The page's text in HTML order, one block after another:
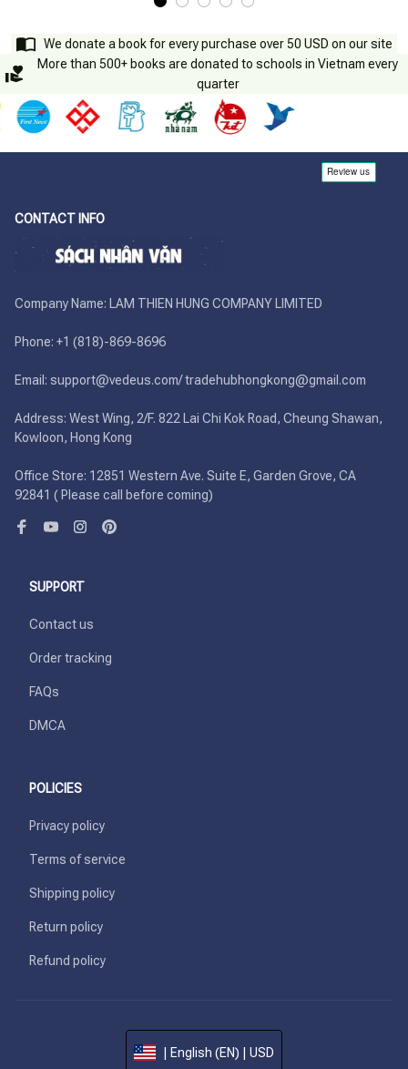
We donate a book for every purchase over 50 USD on our site
More than 500+ books are donated to schools in Vietnam every
quarter
CONTACT INFO
Company Name: LAM THIEN HUNG COMPANY LIMITED
Phone: +1 (818)-869-8696
Email: support@vedeus.com/ tradehubhongkong@gmail.com
Address: West Wing, 2/F. 822 Lai Chi Kok Road, Cheung Shawan,
Kowloon, Hong Kong
Office Store: 12851 Western Ave. Suite E, Garden Grove, CA
92841 ( Please call before coming)
SUPPORT
Contact us
Order tracking
FAQs
DMCA
POLICIES
Privacy policy
Terms of service
Shipping policy
Return policy
Refund policy
| English (EN) | USD